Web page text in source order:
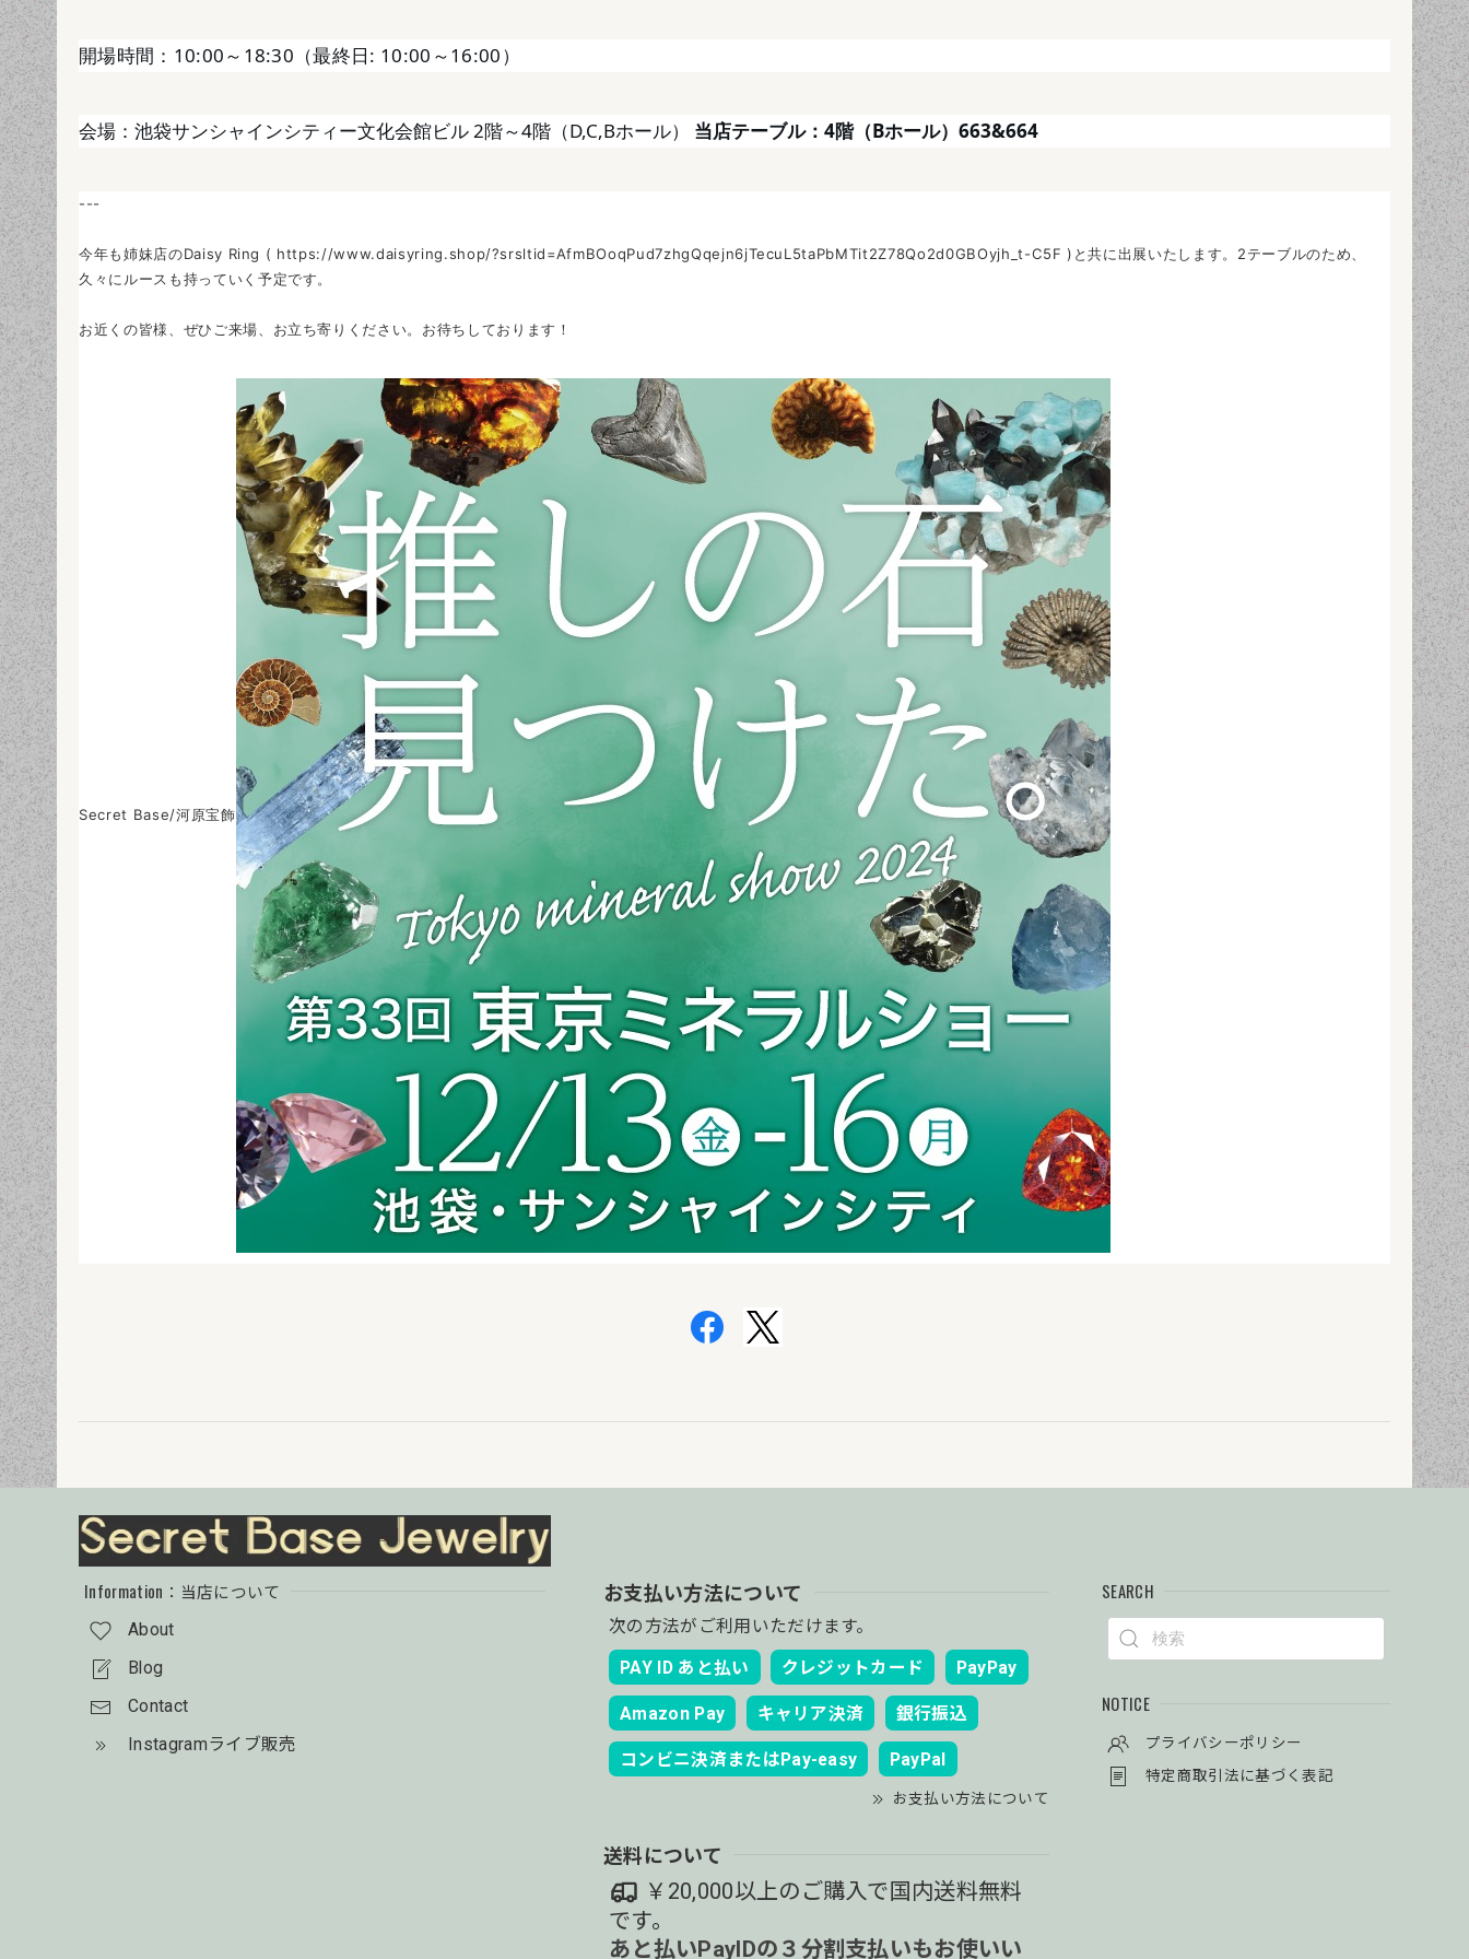
開場時間：10:00～18:30（最終日: 10:00～16:00）
会場：池袋サンシャインシティー文化会館ビル 2階～4階（D,C,Bホール） 当店テーブル：4階（Bホール）663&664
---
今年も姉妹店のDaisy Ring ( https://www.daisyring.shop/?srsltid=AfmBOoqPud7zhgQqejn6jTecuL5taPbMTit2Z78Qo2d0GBOyjh_t-C5F )と共に出展いたします。2テーブルのため、
久々にルースも持っていく予定です。
お近くの皆様、ぜひご来場、お立ち寄りください。お待ちしております！
Secret Base/河原宝飾
Information：当店について
About
Blog
Contact
Instagramライブ販売
お支払い方法について
次の方法がご利用いただけます。
PAY ID あと払い
クレジットカード PayPay
Amazon Pay キャリア決済 銀行振込
コンビニ決済またはPay-easy PayPal
お支払い方法について
送料について
￥20,000以上のご購入で国内送料無料
です。
あと払いPayIDの３分割支払いもお使いい
SEARCH
NOTICE
プライバシーポリシー
特定商取引法に基づく表記